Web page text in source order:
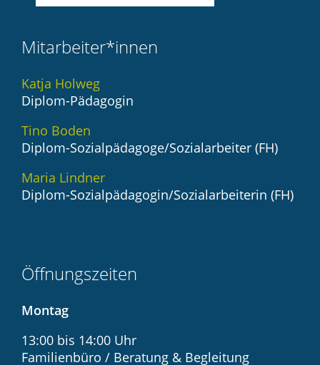
Mitarbeiter*innen
Katja Holweg
Diplom-Pädagogin
Tino Boden
Diplom-Sozialpädagoge/Sozialarbeiter (FH)
Maria Lindner
Diplom-Sozialpädagogin/Sozialarbeiterin (FH)
Öffnungszeiten
Montag
13:00 bis 14:00 Uhr
Familienbüro / Beratung & Begleitung